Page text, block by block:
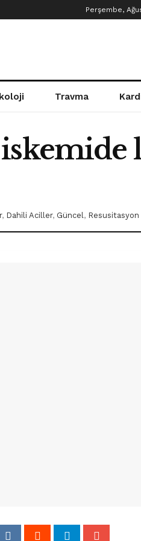
Perşembe,
Travma
, Dahili Aciller, Güncel, Resusitasyon